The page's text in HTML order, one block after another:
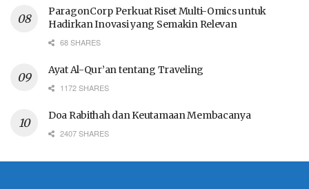
ParagonCorp Perkuat Riset Multi-Omics untuk
Hadirkan Inovasi yang Semakin Relevan
68 SHARES
Ayat Al-Qur’an tentang Traveling
1172 SHARES
Doa Rabithah dan Keutamaan Membacanya
2407 SHARES